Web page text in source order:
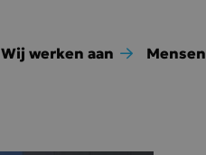
Wij werken aan Mensen